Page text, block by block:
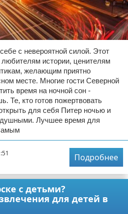
с невероятной силой. Этот
любителям истории, ценителям
желающим приятно
месте. Многие гости Северной
время на ночной сон -
Те, кто готов пожертвовать
для себя Питер ночью и
Лучшее время для
Подробнее
с детьми?
для детей в